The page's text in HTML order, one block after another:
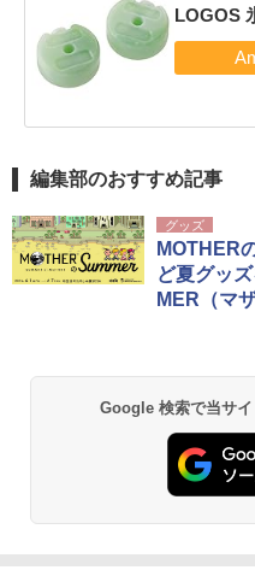
LOGOS
編集部のおすすめ記事
グッズ
MOTHER
ど夏グッ
MER（マ
Google 検索で当サ